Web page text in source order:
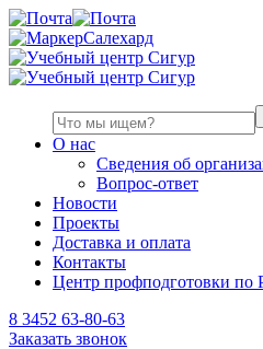
Салехард
О нас
Сведения об
Вопрос-ответ
Новости
Проекты
Доставка и оплата
Контакты
Центр профподготовки по
8 3452 63-80-63
Заказать звонок